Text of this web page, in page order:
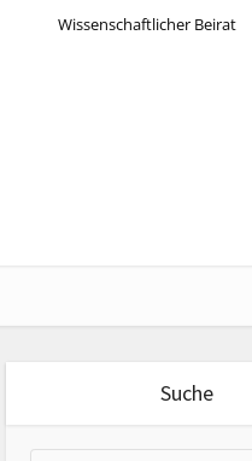
Wissenschaftlicher Beirat
Suche